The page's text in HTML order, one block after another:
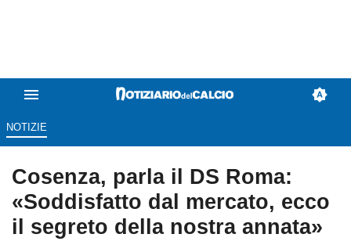
NOTIZIE
Cosenza, parla il DS Roma:
«Soddisfatto dal mercato, ecco
il segreto della nostra annata»